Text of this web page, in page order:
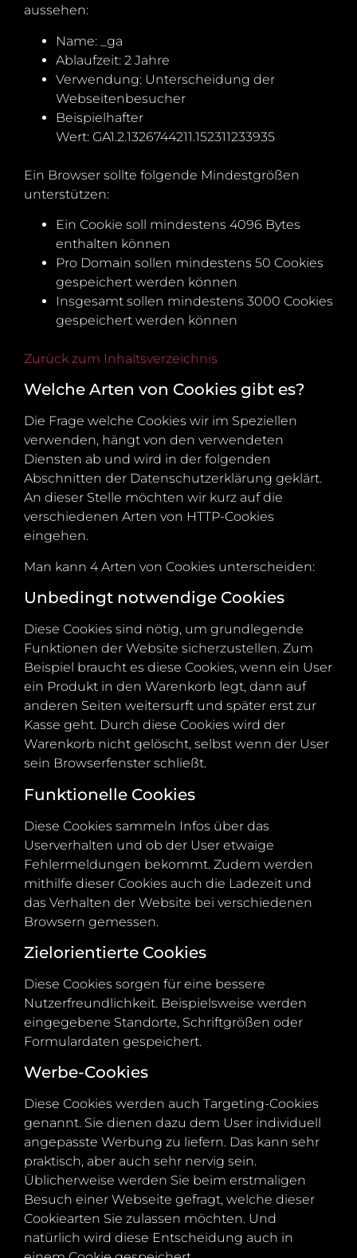
aussehen:
Name: _ga
Ablaufzeit: 2 Jahre
Verwendung: Unterscheidung der
Webseitenbesucher
Beispielhafter
Wert: GA1.2.1326744211.152311233935
Ein Browser sollte folgende Mindestgrößen
unterstützen:
Ein Cookie soll mindestens 4096 Bytes
enthalten können
Pro Domain sollen mindestens 50 Cookies
gespeichert werden können
Insgesamt sollen mindestens 3000 Cookies
gespeichert werden können
Zurück zum Inhaltsverzeichnis
Welche Arten von Cookies gibt es?
Die Frage welche Cookies wir im Speziellen
verwenden, hängt von den verwendeten
Diensten ab und wird in der folgenden
Abschnitten der Datenschutzerklärung geklärt.
An dieser Stelle möchten wir kurz auf die
verschiedenen Arten von HTTP-Cookies
eingehen.
Man kann 4 Arten von Cookies unterscheiden:
Unbedingt notwendige Cookies
Diese Cookies sind nötig, um grundlegende
Funktionen der Website sicherzustellen. Zum
Beispiel braucht es diese Cookies, wenn ein User
ein Produkt in den Warenkorb legt, dann auf
anderen Seiten weitersurft und später erst zur
Kasse geht. Durch diese Cookies wird der
Warenkorb nicht gelöscht, selbst wenn der User
sein Browserfenster schließt.
Funktionelle Cookies
Diese Cookies sammeln Infos über das
Userverhalten und ob der User etwaige
Fehlermeldungen bekommt. Zudem werden
mithilfe dieser Cookies auch die Ladezeit und
das Verhalten der Website bei verschiedenen
Browsern gemessen.
Zielorientierte Cookies
Diese Cookies sorgen für eine bessere
Nutzerfreundlichkeit. Beispielsweise werden
eingegebene Standorte, Schriftgrößen oder
Formulardaten gespeichert.
Werbe-Cookies
Diese Cookies werden auch Targeting-Cookies
genannt. Sie dienen dazu dem User individuell
angepasste Werbung zu liefern. Das kann sehr
praktisch, aber auch sehr nervig sein.
Üblicherweise werden Sie beim erstmaligen
Besuch einer Webseite gefragt, welche dieser
Cookiearten Sie zulassen möchten. Und
natürlich wird diese Entscheidung auch in